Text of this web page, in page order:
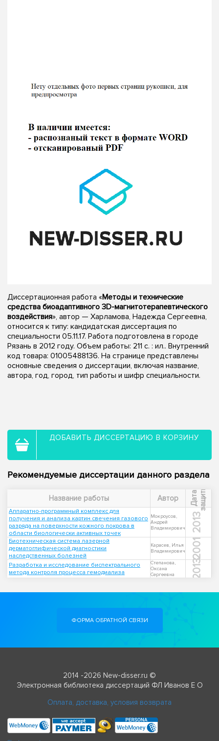
Диссертационная работа «Методы и технические
средства биоадаптивного 3D-магнитотерапевтического
воздействия», автор — Харламова, Надежда Сергеевна,
относится к типу: кандидатская диссертация по
специальности 05.11.17. Работа подготовлена в городе
Рязань в 2012 году. Объем работы: 211 с. : ил.. Внутренний
код товара: 01005488136. На странице представлены
основные сведения о диссертации, включая название,
автора, год, город, тип работы и шифр специальности.
ДОБАВИТЬ ДИССЕРТАЦИЮ В КОРЗИНУ
Рекомендуемые диссертации данного раздела
Название работы Автор Д
а
т
а
з
а
щ
и
т ы
Аппаратно-программный комплекс для
получения и анализа картин свечения газового
разряда на поверхности кожного покрова в
области биологически активных точек
Мокроусов,
Андрей
Владимирович
2013
Биотехническая система лазерной
дерматоглифической диагностики
наследственных болезней
Карасев, Илья
Владимирович
2001
Разработка и исследование биспектрального
метода контроля процесса гемодиализа
Степанова,
Оксана
Сергеевна
2013
ФОРМА ОБРАТНОЙ СВЯЗИ
2014 -2026 New-disser.ru ©
Электронная библиотека диссертаций ФЛ Иванов Е О
Оплата, доставка, условия возврата